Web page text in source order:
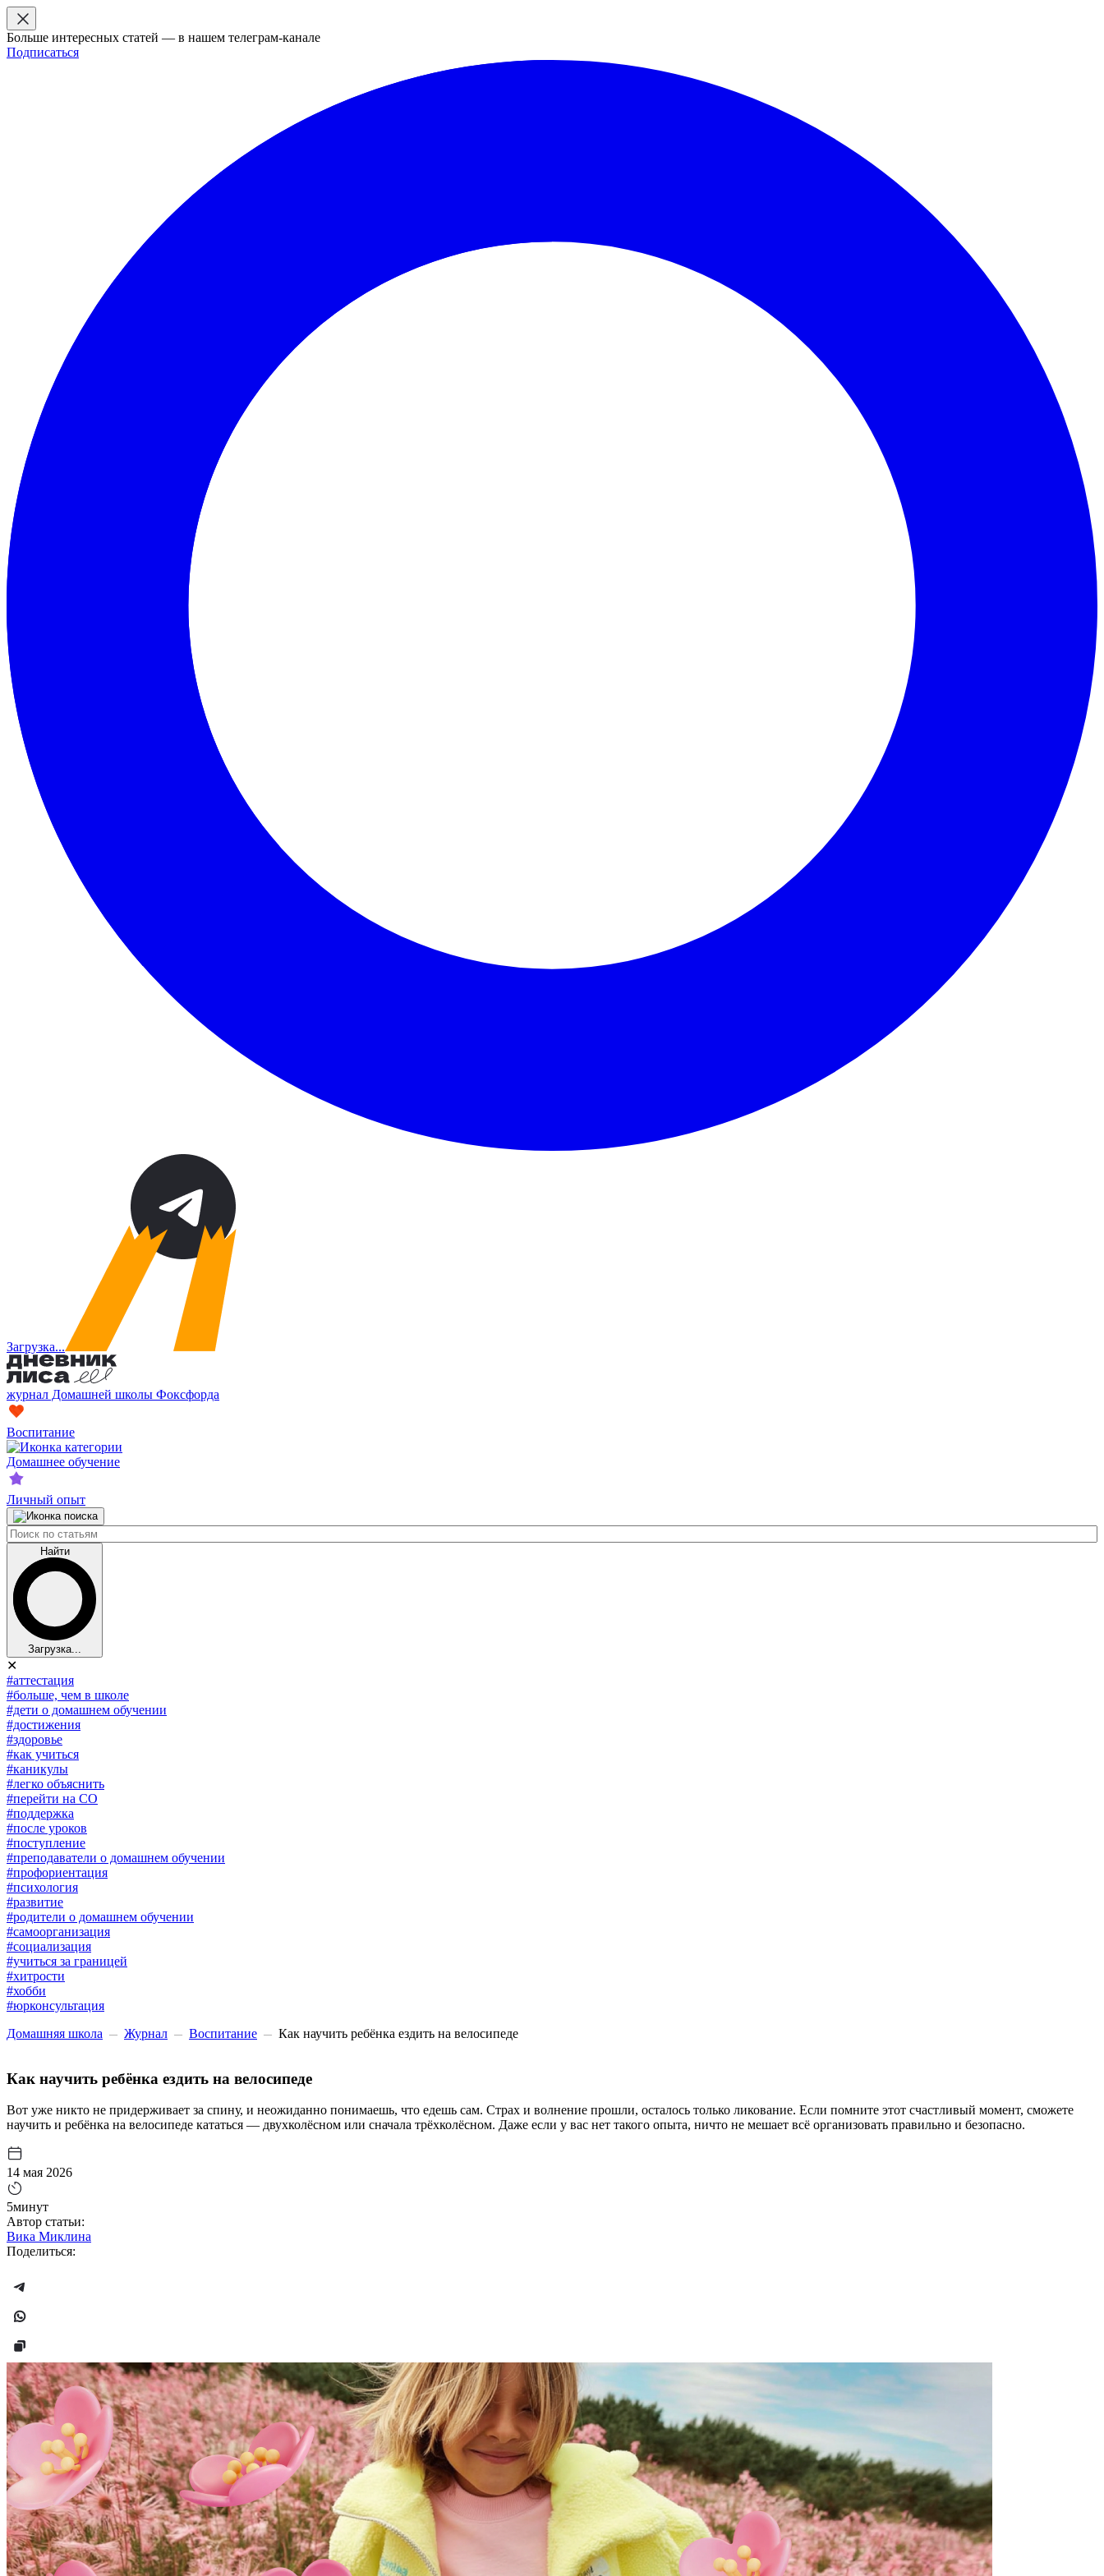
Больше интересных статей — в нашем телеграм-канале
Подписаться
Загрузка...
журнал Домашней школы Фоксфорда
Воспитание
Домашнее обучение
Личный опыт
Найти
Загрузка...
✕
#аттестация
#больше, чем в школе
#дети о домашнем обучении
#достижения
#здоровье
#как учиться
#каникулы
#легко объяснить
#перейти на СО
#поддержка
#после уроков
#поступление
#преподаватели о домашнем обучении
#профориентация
#психология
#развитие
#родители о домашнем обучении
#самоорганизация
#социализация
#учиться за границей
#хитрости
#хобби
#юрконсультация
Домашняя школа
Журнал Воспитание Как научить ребёнка ездить на велосипеде
Как научить ребёнка ездить на велосипеде
Вот уже никто не придерживает за спину, и неожиданно понимаешь, что едешь сам. Страх и волнение прошли, осталось только ликование. Если помните этот счастливый момент, сможете
научить и ребёнка на велосипеде кататься — двухколёсном или сначала трёхколёсном. Даже если у вас нет такого опыта, ничто не мешает всё организовать правильно и безопасно.
14 мая 2026
5минут
Автор статьи:
Вика Миклина
Поделиться: